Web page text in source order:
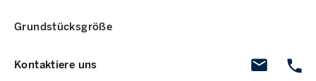
Kontaktiere uns
Grundstücksgröße